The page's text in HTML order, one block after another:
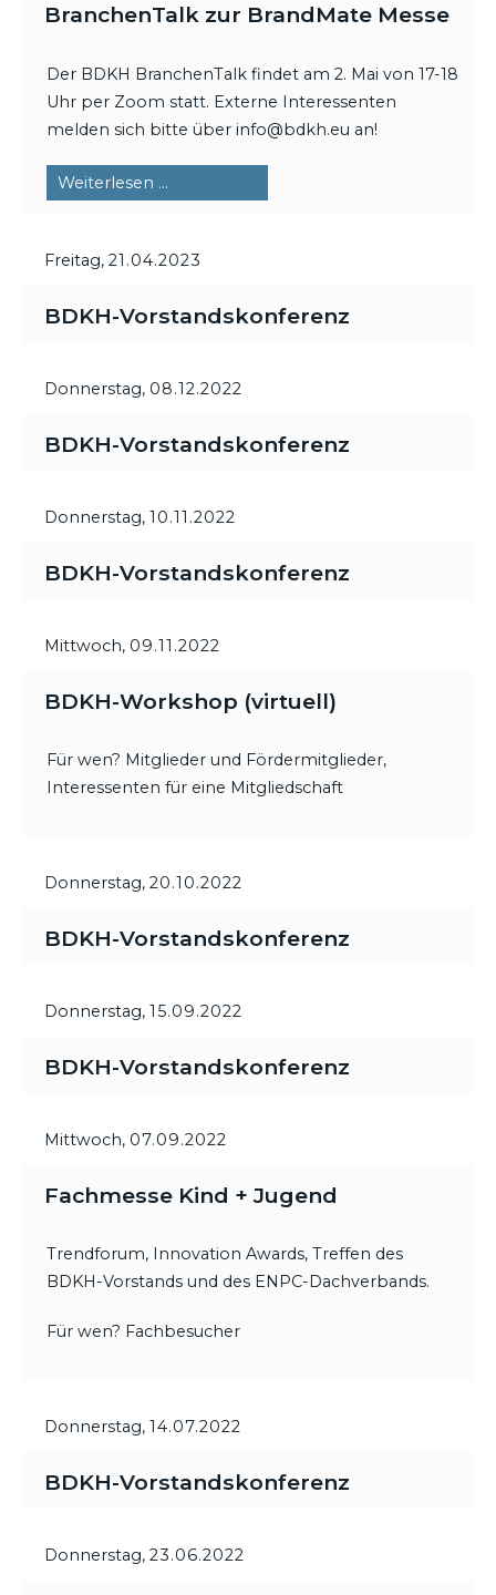
BranchenTalk zur BrandMate Messe
Der BDKH BranchenTalk findet am 2. Mai von 17-18
Uhr per Zoom statt. Externe Interessenten
melden sich bitte über info@bdkh.eu an!
Weiterlesen …
Messe
Freitag, 21.04.2023
BDKH-Vorstandskonferenz
Donnerstag, 08.12.2022
BDKH-Vorstandskonferenz
Donnerstag, 10.11.2022
BDKH-Vorstandskonferenz
Mittwoch, 09.11.2022
BDKH-Workshop (virtuell)
Für wen? Mitglieder und Fördermitglieder,
Interessenten für eine Mitgliedschaft
Donnerstag, 20.10.2022
BDKH-Vorstandskonferenz
Donnerstag, 15.09.2022
BDKH-Vorstandskonferenz
Mittwoch, 07.09.2022
Fachmesse Kind + Jugend
Trendforum, Innovation Awards, Treffen des
BDKH-Vorstands und des ENPC-Dachverbands.
Für wen? Fachbesucher
Donnerstag, 14.07.2022
BDKH-Vorstandskonferenz
Donnerstag, 23.06.2022